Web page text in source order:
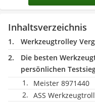
Inhaltsverzeichnis
Werkzeugtrolley
Die besten
persönlichen
Meister 8971440
ASS